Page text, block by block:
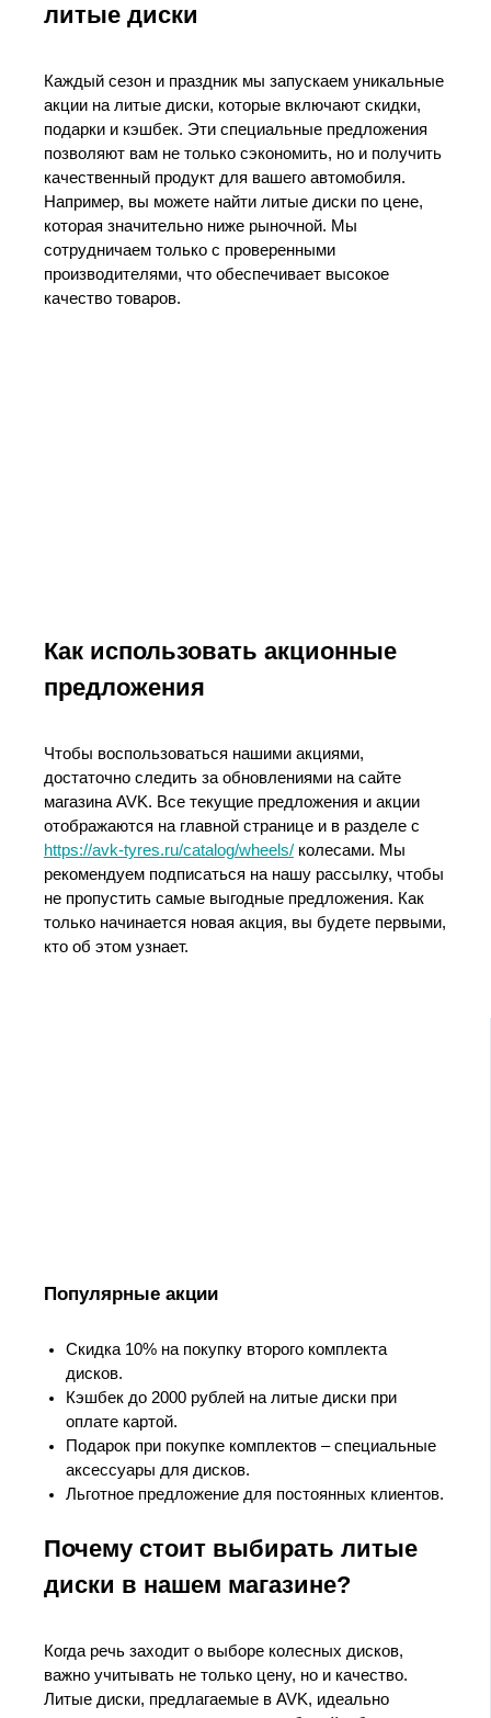
литые диски
Каждый сезон и праздник мы запускаем уникальные
акции на литые диски, которые включают скидки,
подарки и кэшбек. Эти специальные предложения
позволяют вам не только сэкономить, но и получить
качественный продукт для вашего автомобиля.
Например, вы можете найти литые диски по цене,
которая значительно ниже рыночной. Мы
сотрудничаем только с проверенными
производителями, что обеспечивает высокое
качество товаров.
Как использовать акционные
предложения
Чтобы воспользоваться нашими акциями,
достаточно следить за обновлениями на сайте
магазина AVK. Все текущие предложения и акции
отображаются на главной странице и в разделе с
https://avk-tyres.ru/catalog/wheels/колесами. Мы
рекомендуем подписаться на нашу рассылку, чтобы
не пропустить самые выгодные предложения. Как
только начинается новая акция, вы будете первыми,
кто об этом узнает.
Популярные акции
Скидка 10% на покупку второго комплекта
дисков.
Кэшбек до 2000 рублей на литые диски при
оплате картой.
Подарок при покупке комплектов – специальные
аксессуары для дисков.
Льготное предложение для постоянных клиентов.
Почему стоит выбирать литые
диски в нашем магазине?
Когда речь заходит о выборе колесных дисков,
важно учитывать не только цену, но и качество.
Литые диски, предлагаемые в AVK, идеально